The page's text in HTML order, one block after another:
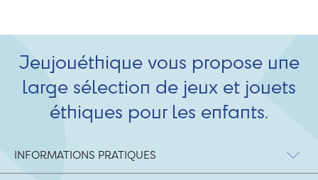
Jeujouéthique vous propose une
large sélection de jeux et jouets
éthiques pour les enfants.
INFORMATIONS PRATIQUES